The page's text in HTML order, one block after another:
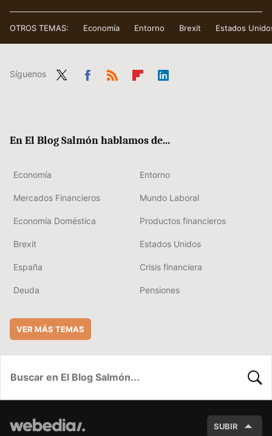
OTROS TEMAS: Economía Entorno Brexit Estados
Síguenos
En El Blog Salmón hablamos de...
Economía Entorno
Mercados Financieros Mundo Laboral
Economía Doméstica Productos financieros
Brexit Estados Unidos
España Crisis financiera
Deuda Pensiones
VER MÁS TEMAS
SUBIR